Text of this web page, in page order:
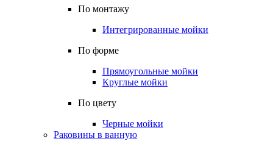
По монтажу
Интегрированные мойки
По форме
Прямоугольные мойки
Круглые мойки
По цвету
Черные мойки
Раковины в ванную